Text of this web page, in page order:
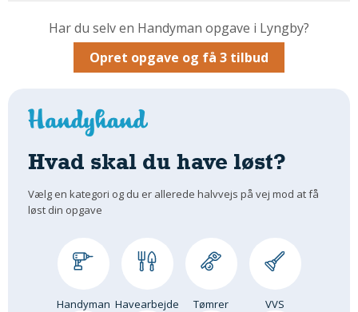
Om Materialer
Kemi
Andet
Båd
Beplantning
Om Værktøj
Har du selv en Handyman opgave i Lyngby?
Opret opgave og få 3 tilbud
Hvad skal du have løst?
Vælg en kategori og du er allerede halvvejs på vej mod at få
løst din opgave
Handyman Havearbejde Tømrer VVS